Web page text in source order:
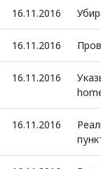
16.11.2016
16.11.2016
16.11.2016
16.11.2016